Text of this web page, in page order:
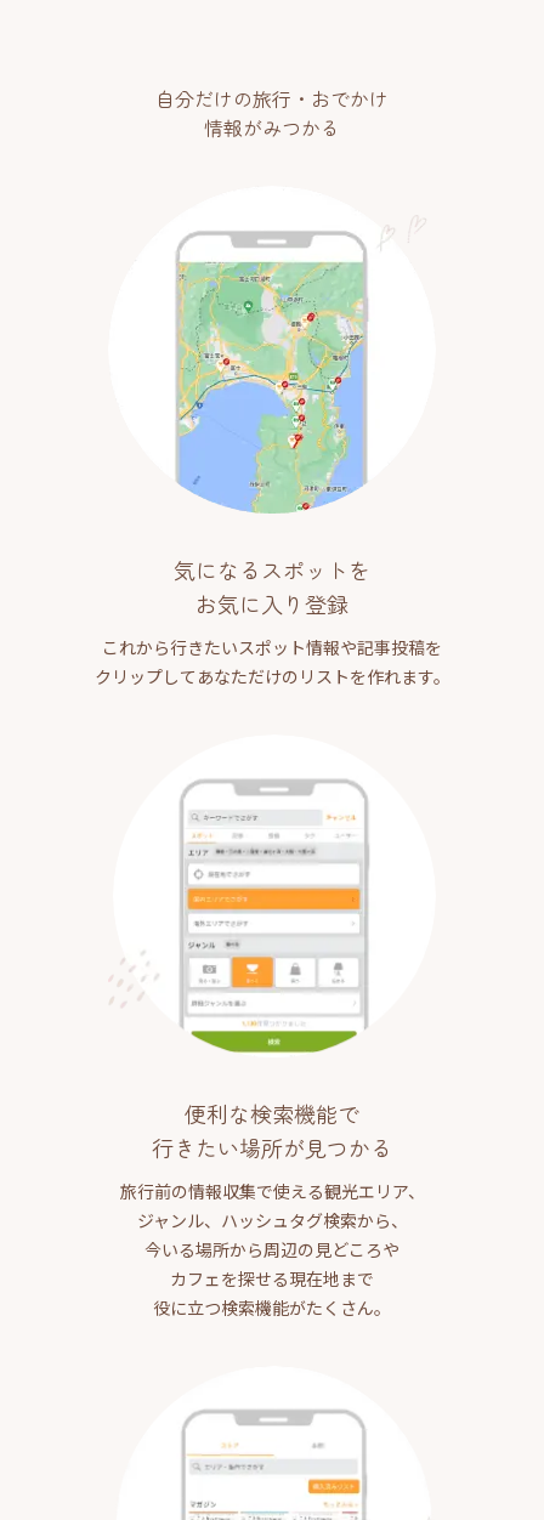
自分だけの旅行・おでかけ
情報がみつかる
気になるスポットを
お気に入り登録
これから行きたいスポット情報や記事投稿を
クリップしてあなただけのリストを作れます。
便利な検索機能で
行きたい場所が見つかる
旅行前の情報収集で使える観光エリア、
ジャンル、ハッシュタグ検索から、
今いる場所から周辺の見どころや
カフェを探せる現在地まで
役に立つ検索機能がたくさん。